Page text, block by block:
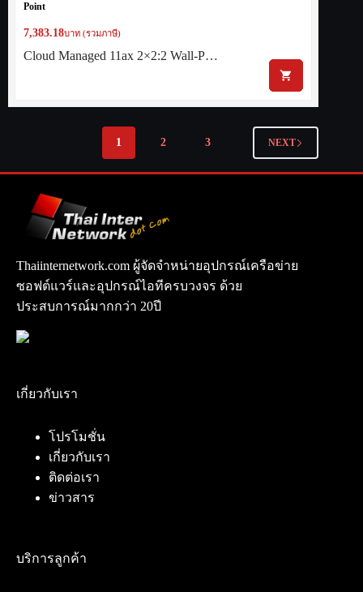
Point
7,383.18บาท (รวมภาษี)
Cloud Managed 11ax 2×2:2 Wall-P…
1 2 3 NEXT
Thaiinternetwork.com ผู้จัดจำหน่ายอุปกรณ์เครือข่าย
ซอฟต์แวร์และอุปกรณ์ไอทีครบวงจร ด้วย
ประสบการณ์มากกว่า 20ปี
เกี่ยวกับเรา
โปรโมชั่น
เกี่ยวกับเรา
ติดต่อเรา
ข่าวสาร
บริการลูกค้า